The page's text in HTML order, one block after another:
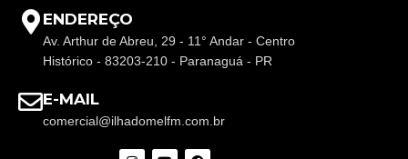
ENDEREÇO
Av. Arthur de Abreu, 29 - 11° Andar - Centro
Histórico - 83203-210 - Paranaguá - PR
E-MAIL
comercial@ilhadomelfm.com.br